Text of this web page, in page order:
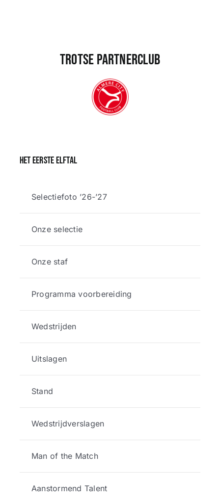
Trotse partnerclub
Het eerste elftal
Selectiefoto ’26-’27
Onze selectie
Onze staf
Programma voorbereiding
Wedstrijden
Uitslagen
Stand
Wedstrijdverslagen
Man of the Match
Aanstormend Talent